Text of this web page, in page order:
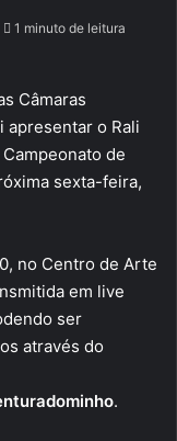
1 minuto de leitura
Câmaras
apresentar o Rali
de
sexta-feira,
no Centro de Arte
em live
ser
através do
.